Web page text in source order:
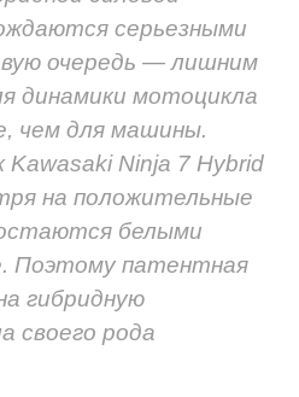
серьезными
очередь — лишним
динамики мотоцикла
чем для машины.
Kawasaki Ninja 7 Hybrid
на положительные
белыми
Поэтому патентная
гибридную
своего рода